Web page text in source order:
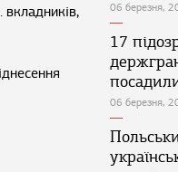
06 березня,
17
06 березня,